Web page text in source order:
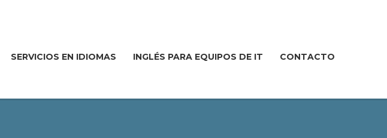
SERVICIOS EN IDIOMAS INGLÉS PARA EQUIPOS DE IT CONTACTO